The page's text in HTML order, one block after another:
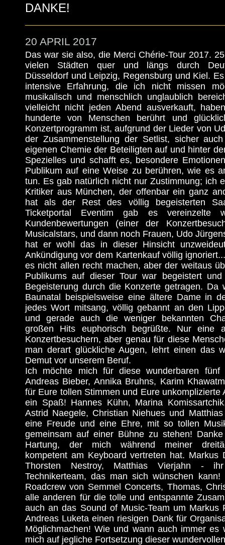
DANKE!
20 APRIL 2017
Das war sie also, die Merci Chérie-Tour 2017.
vielen Städten quer und längs durch
Düsseldorf und Leipzig, Regensburg und Kiel.
intensive Erfahrung, die ich nicht missen
musikalisch und menschlich unglaublich
vielleicht nicht jeden Abend ausverkauft,
hunderte von Menschen berührt und
Konzertprogramm ist, aufgrund der Lieder von
der Zusammenstellung der Setlist, sicher
eigenen Chemie der Beteiligten auf und hinter
Spezielles und schafft es, besondere
Publikum auf eine Weise zu berühren, wie es
tun. Es gab natürlich nicht nur Zustimmung; ich
Kritiker aus München, der offenbar ein ganz
hat als der Rest des völlig begeisterten
Ticketportal Eventim gab es vereinzelte
Kundenbewertungen (einer der
Musicalstars, und dann noch Frauen, Udo
hat er wohl das in dieser Hinsicht
Ankündigung vor dem Kartenkauf völlig
es nicht allen recht machen, aber der weitaus
Publikums auf dieser Tour war begeistert
Begeisterung durch die Konzerte getragen. Da
Baunatal beispielsweise eine ältere Dame in
jedes Wort mitsang, völlig gebannt an den
und gerade auch die weniger bekannten
großen Hits euphorisch begrüßte. Nur eine
Konzertbesuchern, aber genau für diese
man derart glückliche Augen, lehrt einen das
Demut vor unserem Beruf.
Ich möchte mich für diese wunderbaren fünf
Andreas Bieber, Annika Bruhns, Karim
für Eure tollen Stimmen und Eure unkomplizierte
ein Spaß! Hannes Kühn, Marina
Astrid Naegele, Christian Niehues und
eine Freude und eine Ehre, mit so tollen
gemeinsam auf einer Bühne zu stehen!
Hartung, der mich während meiner
kompetent am Keyboard vertreten hat. Markus
Thorsten Nestroy, Matthias Vierjahn -
Technikerteam, das man sich wünschen
Roadcrew von Semmel Concerts, Thomas,
alle anderen für die tolle und entspannte
auch an das Sound of Music-Team um Markus
Andreas Luketa einen riesigen Dank für
Möglichmachen! Wie und wann auch immer es
mich auf jegliche Fortsetzung dieser